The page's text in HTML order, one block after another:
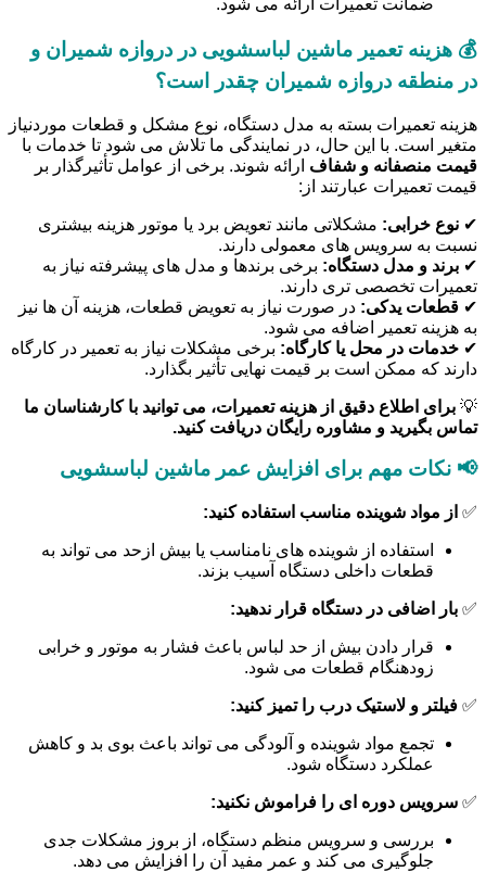
ضمانت تعمیرات ارائه می شود.
💰 هزینه تعمیر ماشین لباسشویی در دروازه شمیران و
در منطقه دروازه شمیران چقدر است؟
هزینه تعمیرات بسته به مدل دستگاه، نوع مشکل و قطعات موردنیاز
متغیر است. با این حال، در نمایندگی ما تلاش می شود تا خدمات با
قیمت منصفانه و شفاف ارائه شوند. برخی از عوامل تأثیرگذار بر
قیمت تعمیرات عبارتند از:
✔ نوع خرابی: مشکلاتی مانند تعویض برد یا موتور هزینه بیشتری
نسبت به سرویس های معمولی دارند.
✔ برند و مدل دستگاه: برخی برندها و مدل های پیشرفته نیاز به
تعمیرات تخصصی تری دارند.
✔ قطعات یدکی: در صورت نیاز به تعویض قطعات، هزینه آن ها نیز
به هزینه تعمیر اضافه می شود.
✔ خدمات در محل یا کارگاه: برخی مشکلات نیاز به تعمیر در کارگاه
دارند که ممکن است بر قیمت نهایی تأثیر بگذارد.
💡 برای اطلاع دقیق از هزینه تعمیرات، می توانید با کارشناسان ما
تماس بگیرید و مشاوره رایگان دریافت کنید.
📢 نکات مهم برای افزایش عمر ماشین لباسشویی
✅ از مواد شوینده مناسب استفاده کنید:
استفاده از شوینده های نامناسب یا بیش ازحد می تواند به
قطعات داخلی دستگاه آسیب بزند.
✅ بار اضافی در دستگاه قرار ندهید:
قرار دادن بیش از حد لباس باعث فشار به موتور و خرابی
زودهنگام قطعات می شود.
✅ فیلتر و لاستیک درب را تمیز کنید:
تجمع مواد شوینده و آلودگی می تواند باعث بوی بد و کاهش
عملکرد دستگاه شود.
✅ سرویس دوره ای را فراموش نکنید:
بررسی و سرویس منظم دستگاه، از بروز مشکلات جدی
جلوگیری می کند و عمر مفید آن را افزایش می دهد.